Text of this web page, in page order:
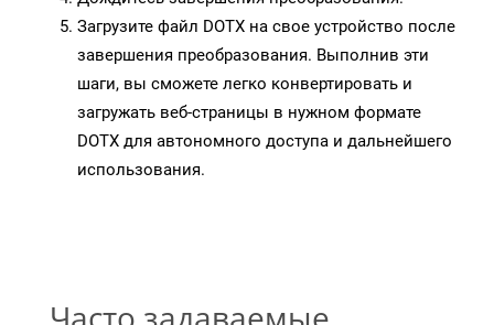
Загрузите файл DOTX на свое устройство после
завершения преобразования. Выполнив эти
шаги, вы сможете легко конвертировать и
загружать веб-страницы в нужном формате
DOTX для автономного доступа и дальнейшего
использования.